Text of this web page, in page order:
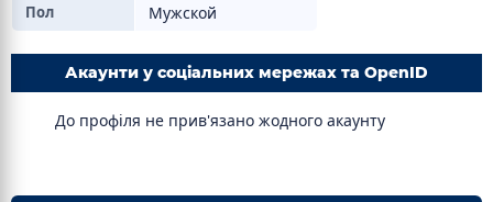
Пол Мужской
Акаунти у соціальних мережах та OpenID
До профіля не прив'язано жодного акаунту